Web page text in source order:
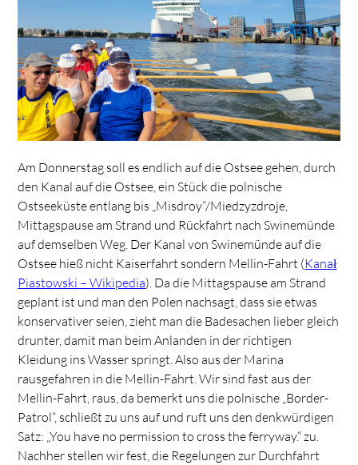
Am Donnerstag soll es endlich auf die Ostsee gehen, durch
den Kanal auf die Ostsee, ein Stück die polnische
Ostseeküste entlang bis „Misdroy“/Miedzyzdroje,
Mittagspause am Strand und Rückfahrt nach Swinemünde
auf demselben Weg. Der Kanal von Swinemünde auf die
Ostsee hieß nicht Kaiserfahrt sondern Mellin-Fahrt (Kanał
Piastowski – Wikipedia). Da die Mittagspause am Strand
geplant ist und man den Polen nachsagt, dass sie etwas
konservativer seien, zieht man die Badesachen lieber gleich
drunter, damit man beim Anlanden in der richtigen
Kleidung ins Wasser springt. Also aus der Marina
rausgefahren in die Mellin-Fahrt. Wir sind fast aus der
Mellin-Fahrt, raus, da bemerkt uns die polnische „Border-
Patrol“, schließt zu uns auf und ruft uns den denkwürdigen
Satz: „You have no permission to cross the ferryway.“ zu.
Nachher stellen wir fest, die Regelungen zur Durchfahrt